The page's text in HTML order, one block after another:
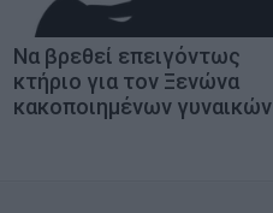
Να βρεθεί επειγόντως
κτήριο για τον Ξενώνα
κακοποιημένων γυναικών